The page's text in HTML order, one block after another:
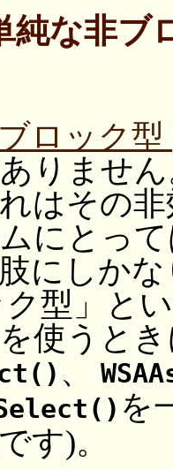
純な非ブ
ロック型
りませ
はその
にとっ
にしか
型」と
使うと
、
を
す)。